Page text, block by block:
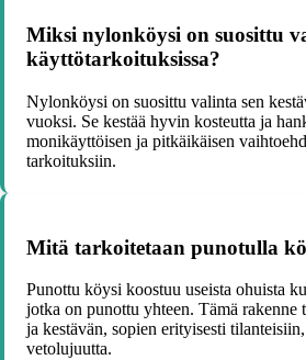
Miksi nylonköysi on suosittu
käyttötarkoituksissa?
Nylonköysi on suosittu valinta sen
vuoksi. Se kestää hyvin kosteutta ja
monikäyttöisen ja pitkäikäisen
tarkoituksiin.
Mitä tarkoitetaan punotulla
Punottu köysi koostuu useista ohuista
jotka on punottu yhteen. Tämä rakenne
ja kestävän, sopien erityisesti
vetolujuutta.